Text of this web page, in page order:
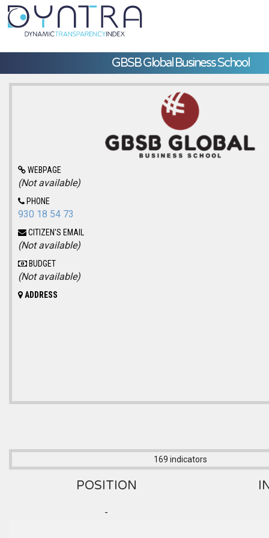
GBSB Global Business School
WEBPAGE
(Not available)
PHONE
930 18 54 73
CITIZEN'S EMAIL
(Not available)
BUDGET
(Not available)
ADDRESS
169 indicators
POSITION
-